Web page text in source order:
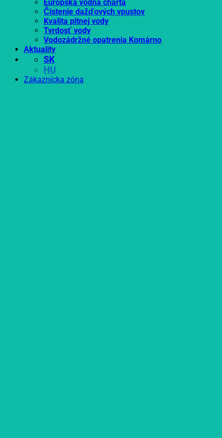
Európska vodná charta
Čistenie dažďových vpustov
Kvalita pitnej vody
Tvrdosť vody
Vodozádržné opatrenia Komárno
Aktuality
SK
HU
Zákaznícka zóna